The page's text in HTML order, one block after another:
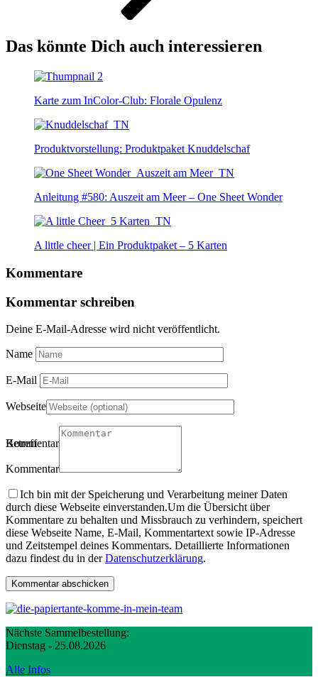
Das könnte Dich auch interessieren
Karte zum InColor-Club: Florale Opulenz
Produktvorstellung: Produktpaket Knuddelschaf
Anleitung #580: Auszeit am Meer – One Sheet Wonder
A little cheer | Ein Produktpaket – 5 Karten
Kommentare
Kommentar schreiben
Deine E-Mail-Adresse wird nicht veröffentlicht.
Name
E-Mail
Webseite
Betreff
Kommentartitel
Kommentar
Ich bin mit der Speicherung und Verarbeitung meiner Daten
durch diese Webseite einverstanden.Um die Übersicht über
Kommentare zu behalten und Missbrauch zu verhindern, speichert
diese Webseite Name, E-Mail, Kommentartext sowie IP-Adresse
und Zeitstempel deines Kommentars. Detaillierte Informationen
dazu findest du in derDatenschutzerklärung.
Nächste Sammelbestellung:
Dienstag - 25.08.2026
Alle Infos